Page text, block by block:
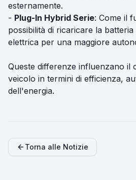
esternamente.
- Plug-In Hybrid Serie: Come il
possibilità di ricaricare la
elettrica per una maggiore
Queste differenze influenzano il
veicolo in termini di efficienza,
dell'energia.
Torna alle Notizie